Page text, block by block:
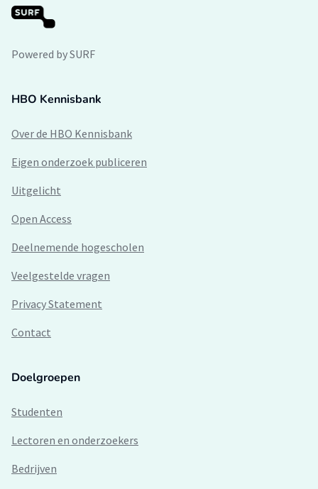
Powered by SURF
HBO Kennisbank
Over de HBO Kennisbank
Eigen onderzoek publiceren
Uitgelicht
Open Access
Deelnemende hogescholen
Veelgestelde vragen
Privacy Statement
Contact
Doelgroepen
Studenten
Lectoren en onderzoekers
Bedrijven